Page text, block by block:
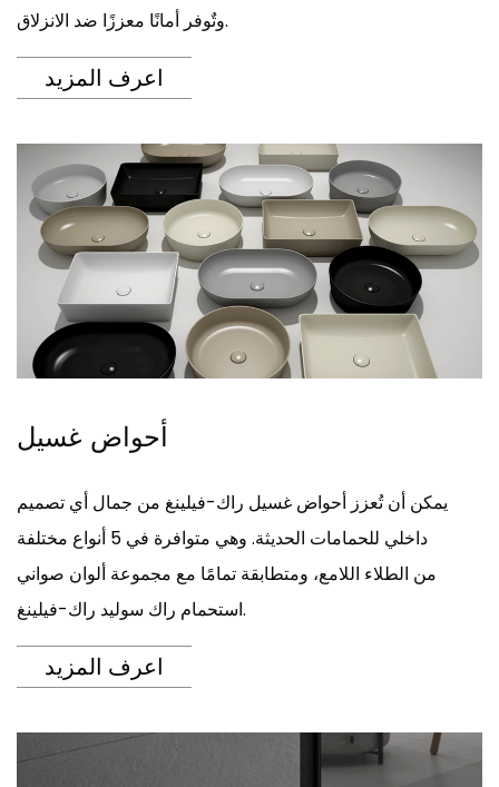
وتٌوفر أمانًا معززًا ضد الانزلاق.
اعرف المزيد
أحواض غسيل
يمكن أن تُعزز أحواض غسيل راك-فيلينغ من جمال أي تصميم
داخلي للحمامات الحديثة. وهي متوافرة في 5 أنواع مختلفة
من الطلاء اللامع، ومتطابقة تمامًا مع مجموعة ألوان صواني
استحمام راك سوليد راك-فيلينغ.
اعرف المزيد